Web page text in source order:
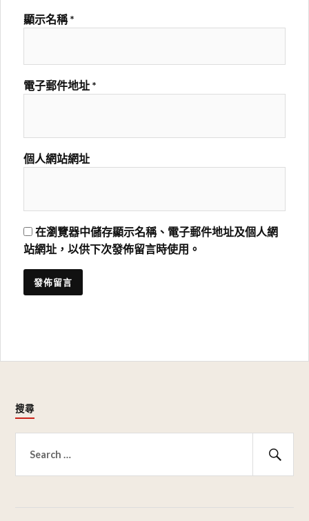
顯示名稱*
電子郵件地址 *
個人網站網址
在瀏覽器中儲存顯示名稱、電子郵件地址及個人網
站網址，以供下次發佈留言時使用。
搜尋
關